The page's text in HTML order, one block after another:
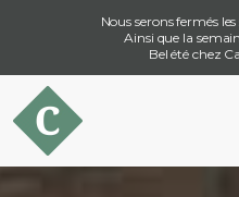
Nous serons fermés
Ainsi que la
Bel été chez